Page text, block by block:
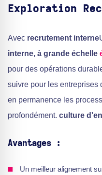
Exploration
Avec recrutement interne
interne, à grande échelle
pour des opérations
suivre pour les entreprises
en permanence les
profondément. culture
Avantages :
Un meilleur alignement